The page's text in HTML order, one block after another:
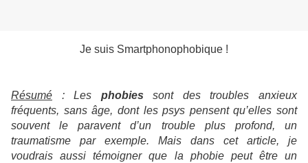
Je suis Smartphonophobique !
Résumé : Les phobies sont des troubles anxieux
fréquents, sans âge, dont les psys pensent qu’elles sont
souvent le paravent d’un trouble plus profond, un
traumatisme par exemple. Mais dans cet article, je
voudrais aussi témoigner que la phobie peut être un